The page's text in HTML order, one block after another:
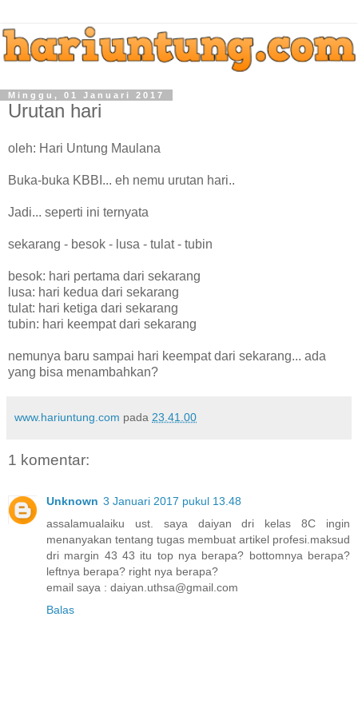
Minggu, 01 Januari 2017
Urutan hari
oleh: Hari Untung Maulana
Buka-buka KBBI... eh nemu urutan hari..
Jadi... seperti ini ternyata
sekarang - besok - lusa - tulat - tubin
besok: hari pertama dari sekarang
lusa: hari kedua dari sekarang
tulat: hari ketiga dari sekarang
tubin: hari keempat dari sekarang
nemunya baru sampai hari keempat dari sekarang... ada
yang bisa menambahkan?
www.hariuntung.com pada 23.41.00
1 komentar:
Unknown 3 Januari 2017 pukul 13.48
assalamualaiku ust. saya daiyan dri kelas 8C ingin
menanyakan tentang tugas membuat artikel profesi.maksud
dri margin 43 43 itu top nya berapa? bottomnya berapa?
leftnya berapa? right nya berapa?
email saya : daiyan.uthsa@gmail.com
Balas